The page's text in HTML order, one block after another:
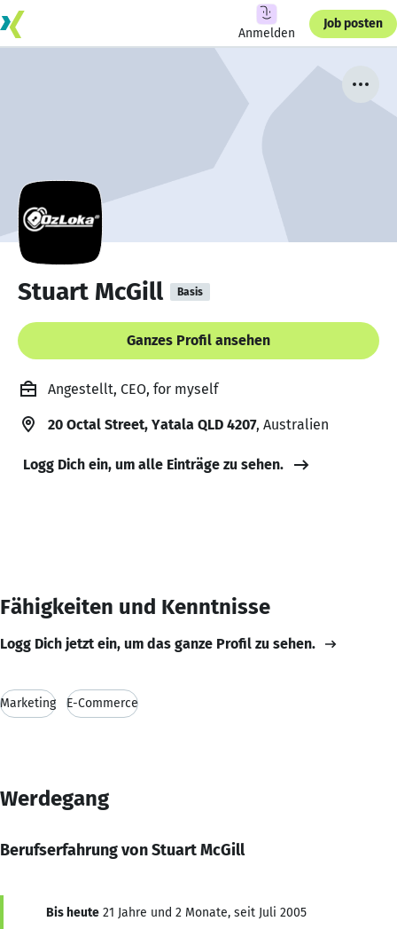
Anmelden
Job posten
Stuart McGill Basis
Ganzes Profil ansehen
Angestellt, CEO, for myself
20 Octal Street, Yatala QLD 4207, Australien
Logg Dich ein, um alle Einträge zu sehen.
Fähigkeiten und Kenntnisse
Logg Dich jetzt ein, um das ganze Profil zu sehen.
Marketing E-Commerce
Werdegang
Berufserfahrung von Stuart McGill
Bis heute 21 Jahre und 2 Monate, seit Juli 2005